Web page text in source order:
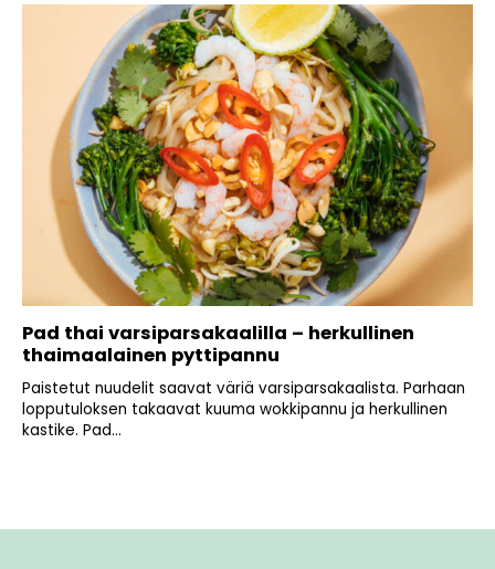
Pad thai varsiparsakaalilla – herkullinen
thaimaalainen pyttipannu
Paistetut nuudelit saavat väriä varsiparsakaalista. Parhaan
lopputuloksen takaavat kuuma wokkipannu ja herkullinen
kastike. Pad...